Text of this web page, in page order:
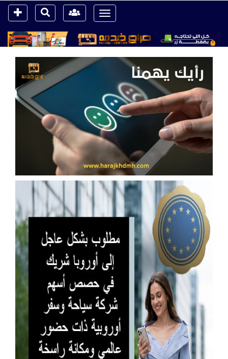
Toggle
navigation